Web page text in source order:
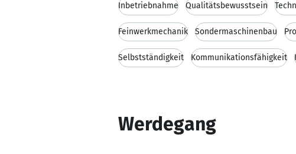
Inbetriebnahme Qualitätsbewusstsein
Feinwerkmechanik Sondermaschinenbau
Selbstständigkeit Kommunikationsfähigkeit
Werdegang